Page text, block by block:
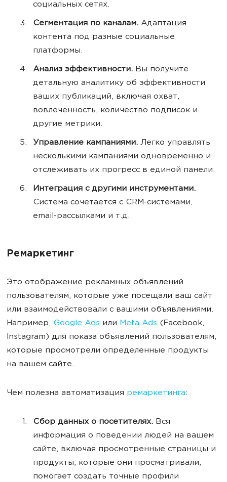
социальных сетях.
Сегментация по каналам. Адаптация
контента под разные социальные
платформы.
Анализ эффективности. Вы получите
детальную аналитику об эффективности
ваших публикаций, включая охват,
вовлеченность, количество подписок и
другие метрики.
Управление кампаниями. Легко управлять
несколькими кампаниями одновременно и
отслеживать их прогресс в единой панели.
Интеграция с другими инструментами.
Система сочетается с CRM-системами,
email-рассылками и т.д.
Ремаркетинг
Это отображение рекламных объявлений
пользователям, которые уже посещали ваш сайт
или взаимодействовали с вашими объявлениями.
Например, Google Ads или Meta Ads (Facebook,
Instagram) для показа объявлений пользователям,
которые просмотрели определенные продукты
на вашем сайте.
Чем полезна автоматизация ремаркетинга:
Сбор данных о посетителях. Вся
информация о поведении людей на вашем
сайте, включая просмотренные страницы и
продукты, которые они просматривали,
помогает создать точные профили